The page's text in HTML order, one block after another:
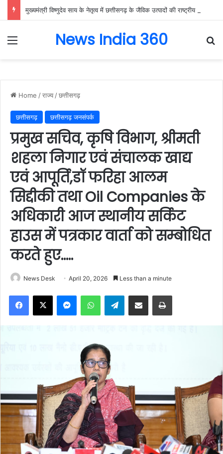
Menu News India 360
Home /राज्य /छत्तीसगढ़
छत्तीसगढ़ छत्तीसगढ़ जनसंपर्क
प्रमुख सचिव, कृषि विभाग, श्रीमती
शहला निगार एवं संचालक खाद्य
एवं आपूर्ति,डॉ फरिहा आलम
सिद्दीकी तथा Oil Companies के
अधिकारी आज स्थानीय सर्किट
हाउस में पत्रकार वार्ता को सम्बोधित
करते हुए…..
News Desk April 20, 2026 Less than a minute
Facebook
X MessengerWhatsAppTelegramShare via Email Print